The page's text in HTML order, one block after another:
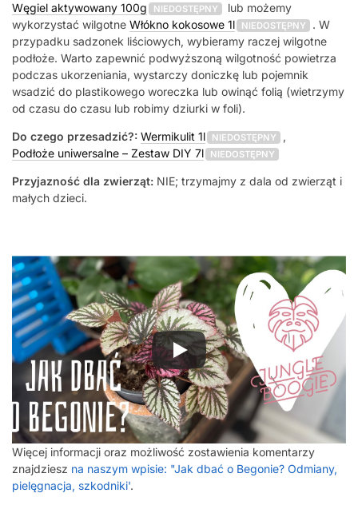
Węgiel aktywowany 100g
NIEDOSTĘPNY
lub możemy
wykorzystać wilgotne Włókno kokosowe 1l NIEDOSTĘPNY
. W
przypadku sadzonek liściowych, wybieramy raczej wilgotne
podłoże. Warto zapewnić podwyższoną wilgotność powietrza
podczas ukorzeniania, wystarczy doniczkę lub pojemnik
wsadzić do plastikowego woreczka lub owinąć folią (wietrzymy
od czasu do czasu lub robimy dziurki w foli).
Do czego przesadzić?: Wermikulit 1l NIEDOSTĘPNY
,
Podłoże uniwersalne – Zestaw DIY 7l
NIEDOSTĘPNY
Przyjazność dla zwierząt: NIE; trzymajmy z dala od zwierząt i
małych dzieci.
Więcej informacji oraz możliwość zostawienia komentarzy
znajdziesz na naszym wpisie: "Jak dbać o Begonie? Odmiany,
pielęgnacja, szkodniki'.